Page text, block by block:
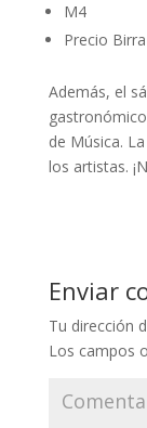
M4
Precio Birra
Además, el
de Música.
los artistas.
Enviar
Tu dirección
Los campos